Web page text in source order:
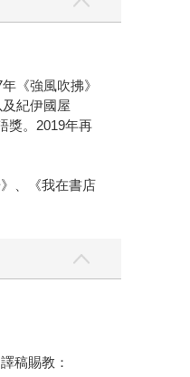
《強風吹拂》
紀伊國屋
獎。2019年再
、《我在書店
稿賜教：